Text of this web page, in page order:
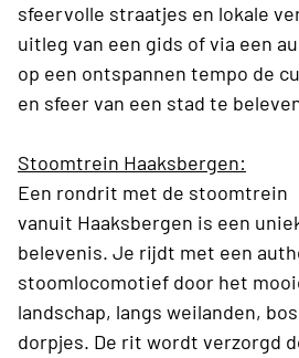
sfeervolle straatjes en lokale
uitleg van een gids of via een
op een ontspannen tempo de
en sfeer van een stad te
Stoomtrein Haaksbergen:
Een rondrit met de stoomtrein
vanuit Haaksbergen is een
belevenis. Je rijdt met een
stoomlocomotief door het
landschap, langs weilanden,
dorpjes. De rit wordt verzorgd